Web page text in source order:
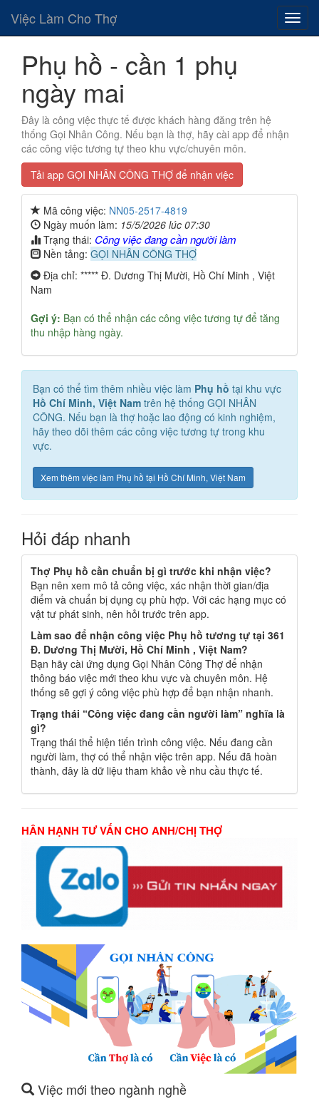
Việc Làm Cho Thợ
Phụ hồ - cần 1 phụ
ngày mai
Đây là công việc thực tế được khách hàng đăng trên hệ
thống Gọi Nhân Công. Nếu bạn là thợ, hãy cài app để nhận
các công việc tương tự theo khu vực/chuyên môn.
Tải app GỌI NHÂN CÔNG THỢ để nhận việc
Mã công việc: NN05-2517-4819
Ngày muốn làm: 15/5/2026 lúc 07:30
Trạng thái: Công việc đang cần người làm
Nền tảng: GỌI NHÂN CÔNG THỢ
Địa chỉ: ***** Đ. Dương Thị Mười, Hồ Chí Minh , Việt
Nam
Gợi ý: Bạn có thể nhận các công việc tương tự để tăng
thu nhập hàng ngày.
Bạn có thể tìm thêm nhiều việc làm Phụ hồ tại khu vực
Hồ Chí Minh, Việt Nam trên hệ thống GỌI NHÂN
CÔNG. Nếu bạn là thợ hoặc lao động có kinh nghiệm,
hãy theo dõi thêm các công việc tương tự trong khu
vực.
Xem thêm việc làm Phụ hồ tại Hồ Chí Minh, Việt Nam
Hỏi đáp nhanh
Thợ Phụ hồ cần chuẩn bị gì trước khi nhận việc?
Bạn nên xem mô tả công việc, xác nhận thời gian/địa
điểm và chuẩn bị dụng cụ phù hợp. Với các hạng mục có
vật tư phát sinh, nên hỏi trước trên app.
Làm sao để nhận công việc Phụ hồ tương tự tại 361
Đ. Dương Thị Mười, Hồ Chí Minh , Việt Nam?
Bạn hãy cài ứng dụng Gọi Nhân Công Thợ để nhận
thông báo việc mới theo khu vực và chuyên môn. Hệ
thống sẽ gợi ý công việc phù hợp để bạn nhận nhanh.
Trạng thái “Công việc đang cần người làm” nghĩa là
gì?
Trạng thái thể hiện tiến trình công việc. Nếu đang cần
người làm, thợ có thể nhận việc trên app. Nếu đã hoàn
thành, đây là dữ liệu tham khảo về nhu cầu thực tế.
HÂN HẠNH TƯ VẤN CHO ANH/CHỊ THỢ
Việc mới theo ngành nghề